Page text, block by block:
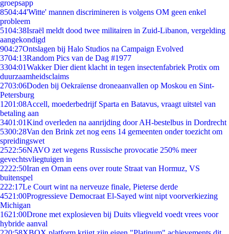
groepsapp
8504:44'Witte' mannen discrimineren is volgens OM geen enkel
probleem
5104:38Israël meldt dood twee militairen in Zuid-Libanon, vergelding
aangekondigd
904:27Ontslagen bij Halo Studios na Campaign Evolved
3704:13Random Pics van de Dag #1977
3304:01Wakker Dier dient klacht in tegen insectenfabriek Protix om
duurzaamheidsclaims
2703:06Doden bij Oekraïense droneaanvallen op Moskou en Sint-
Petersburg
1201:08Accell, moederbedrijf Sparta en Batavus, vraagt uitstel van
betaling aan
3401:01Kind overleden na aanrijding door AH-bestelbus in Dordrecht
5300:28Van den Brink zet nog eens 14 gemeenten onder toezicht om
spreidingswet
2522:56NAVO zet wegens Russische provocatie 250% meer
gevechtsvliegtuigen in
2222:50Iran en Oman eens over route Straat van Hormuz, VS
buitenspel
222:17Le Court wint na nerveuze finale, Pieterse derde
4521:00Progressieve Democraat El-Sayed wint nipt voorverkiezing
Michigan
1621:00Drone met explosieven bij Duits vliegveld voedt vrees voor
hybride aanval